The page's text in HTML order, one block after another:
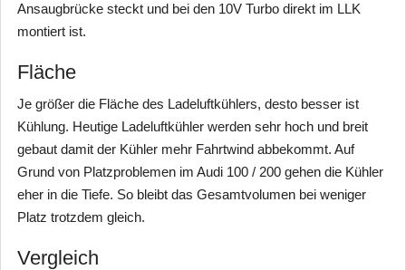
Ansaugbrücke steckt und bei den 10V Turbo direkt im LLK
montiert ist.
Fläche
Je größer die Fläche des Ladeluftkühlers, desto besser ist
Kühlung. Heutige Ladeluftkühler werden sehr hoch und breit
gebaut damit der Kühler mehr Fahrtwind abbekommt. Auf
Grund von Platzproblemen im Audi 100 / 200 gehen die Kühler
eher in die Tiefe. So bleibt das Gesamtvolumen bei weniger
Platz trotzdem gleich.
Vergleich